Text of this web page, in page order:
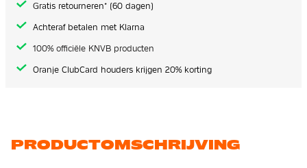
Gratis retourneren* (60 dagen)
Achteraf betalen met Klarna
100% officiële KNVB producten
Oranje ClubCard houders krijgen 20% korting
PRODUCTOMSCHRIJVING